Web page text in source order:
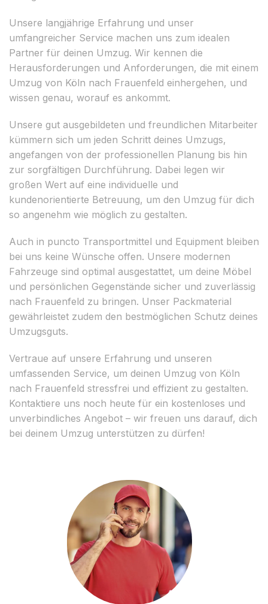
Unsere langjährige Erfahrung und unser
umfangreicher Service machen uns zum idealen
Partner für deinen Umzug. Wir kennen die
Herausforderungen und Anforderungen, die mit einem
Umzug von Köln nach Frauenfeld einhergehen, und
wissen genau, worauf es ankommt.
Unsere gut ausgebildeten und freundlichen Mitarbeiter
kümmern sich um jeden Schritt deines Umzugs,
angefangen von der professionellen Planung bis hin
zur sorgfältigen Durchführung. Dabei legen wir
großen Wert auf eine individuelle und
kundenorientierte Betreuung, um den Umzug für dich
so angenehm wie möglich zu gestalten.
Auch in puncto Transportmittel und Equipment bleiben
bei uns keine Wünsche offen. Unsere modernen
Fahrzeuge sind optimal ausgestattet, um deine Möbel
und persönlichen Gegenstände sicher und zuverlässig
nach Frauenfeld zu bringen. Unser Packmaterial
gewährleistet zudem den bestmöglichen Schutz deines
Umzugsguts.
Vertraue auf unsere Erfahrung und unseren
umfassenden Service, um deinen Umzug von Köln
nach Frauenfeld stressfrei und effizient zu gestalten.
Kontaktiere uns noch heute für ein kostenloses und
unverbindliches Angebot – wir freuen uns darauf, dich
bei deinem Umzug unterstützen zu dürfen!